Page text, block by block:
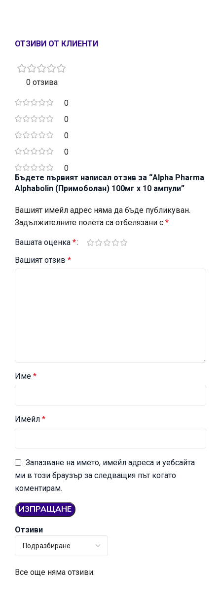
ОТЗИВИ ОТ КЛИЕНТИ
0 отзива
0
0
0
0
0
Отзиви
Все още няма отзиви.
Бъдете първият написал отзив за “Alpha Pharma
Alphabolin (Примоболан) 100мг х 10 ампули”
Вашият имейл адрес няма да бъде публикуван.
Задължителните полета са отбелязани с *
Вашата оценка *
Вашият отзив *
Име *
Имейл *
Запазване на името, имейл адреса и уебсайта
ми в този браузър за следващия път когато
коментирам.